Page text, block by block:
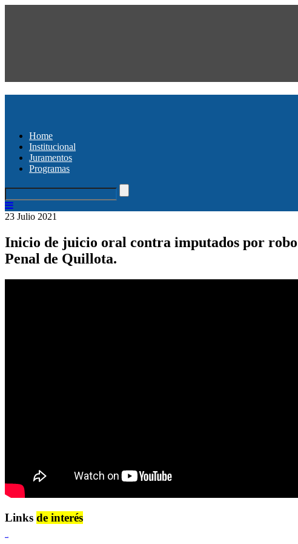
Home
Institucional
Juramentos
Programas
23 Julio 2021
Inicio de juicio oral contra imputados por
Penal de Quillota.
Links de interés